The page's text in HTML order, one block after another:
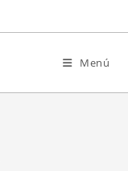
Menú